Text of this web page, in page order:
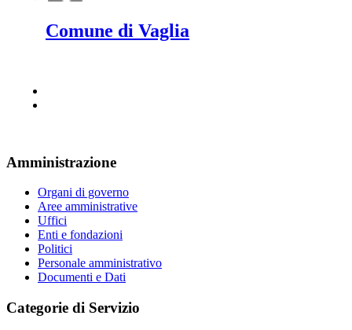
Comune di Vaglia
Amministrazione
Organi di governo
Aree amministrative
Uffici
Enti e fondazioni
Politici
Personale amministrativo
Documenti e Dati
Categorie di Servizio